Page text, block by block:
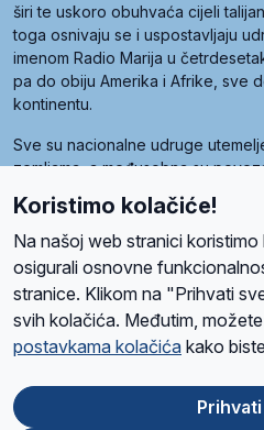
širi te uskoro obuhvaća cijeli
toga osnivaju se i uspostavljaju
imenom Radio Marija u
pa do obiju Amerika i Afrike, sve
kontinentu.
Sve su nacionalne udruge
zemljama, a međusobna su
Radio Maria). Svjetsku obitelj
kojima je i hrvatska Udruga Radio
O namaRadio ProgramVolonteri
Ova stranica je zaštićena
Koristimo kolačiće!
Na našoj web stranici
osigurali osnovne
stranice. Klikom na "Prihvati
svih kolačića. Međutim,
postavkama kolačića kako